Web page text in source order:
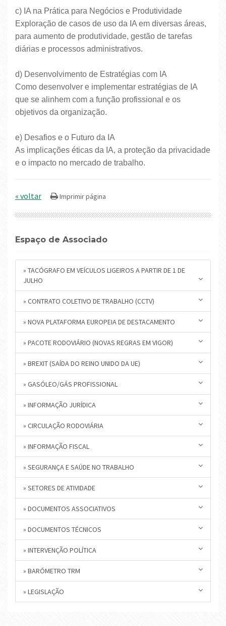
c) IA na Prática para Negócios e Produtividade
Exploração de casos de uso da IA em diversas áreas,
para aumento de produtividade, gestão de tarefas
diárias e processos administrativos.
d) Desenvolvimento de Estratégias com IA
Como desenvolver e implementar estratégias de IA
que se alinhem com a função profissional e os
objetivos da organização.
e) Desafios e o Futuro da IA
As implicações éticas da IA, a proteção da privacidade
e o impacto no mercado de trabalho.
« voltar
Espaço de Associado
» TACÓGRAFO EM VEÍCULOS LIGEIROS A PARTIR DE 1 DE
JULHO
» CONTRATO COLETIVO DE TRABALHO (CCTV)
» NOVA PLATAFORMA EUROPEIA DE DESTACAMENTO
» PACOTE RODOVIÁRIO (NOVAS REGRAS EM VIGOR)
» BREXIT (SAÍDA DO REINO UNIDO DA UE)
» GASÓLEO/GÁS PROFISSIONAL
» INFORMAÇÃO JURÍDICA
» CIRCULAÇÃO RODOVIÁRIA
» INFORMAÇÃO FISCAL
» SEGURANÇA E SAÚDE NO TRABALHO
» SETORES DE ATIVIDADE
» DOCUMENTOS ASSOCIATIVOS
» DOCUMENTOS TÉCNICOS
» INTERVENÇÃO POLÍTICA
» BARÓMETRO TRM
» LEGISLAÇÃO